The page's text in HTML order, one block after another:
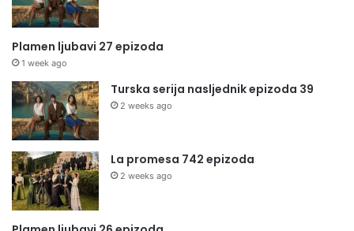
Plamen ljubavi 27 epizoda
1 week ago
Turska serija nasljednik epizoda 39
2 weeks ago
La promesa 742 epizoda
2 weeks ago